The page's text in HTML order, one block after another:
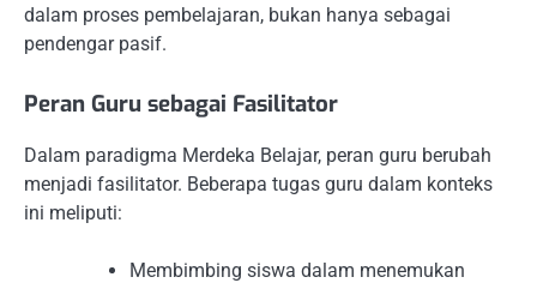
dalam proses pembelajaran, bukan hanya sebagai
pendengar pasif.
Peran Guru sebagai Fasilitator
Dalam paradigma Merdeka Belajar, peran guru berubah
menjadi fasilitator. Beberapa tugas guru dalam konteks
ini meliputi:
Membimbing siswa dalam menemukan